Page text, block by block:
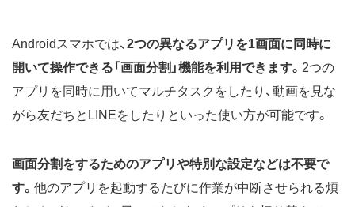
Androidスマホでは、 2つの異なるアプリを1画面に同時に
開いて操作できる「画面分割」機能を利用できます。 2つの
アプリを同時に用いてマルチタスクをしたり、動画を見な
がら友だちとLINEをしたりといった使い方が可能です。
画面分割をするためのアプリや特別な設定などは不要で
す。 他のアプリを起動するたびに作業が中断させられる煩